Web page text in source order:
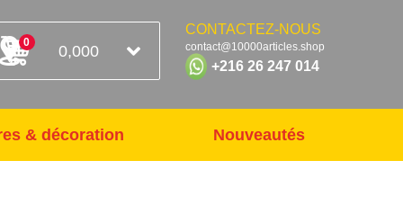
0 0,000
CONTACTEZ-NOUS
contact@10000articles.shop
+216 26 247 014
& décoration Nouveautés